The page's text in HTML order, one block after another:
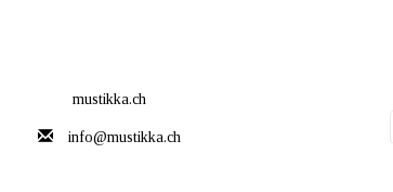
mustikka.ch
info@mustikka.ch